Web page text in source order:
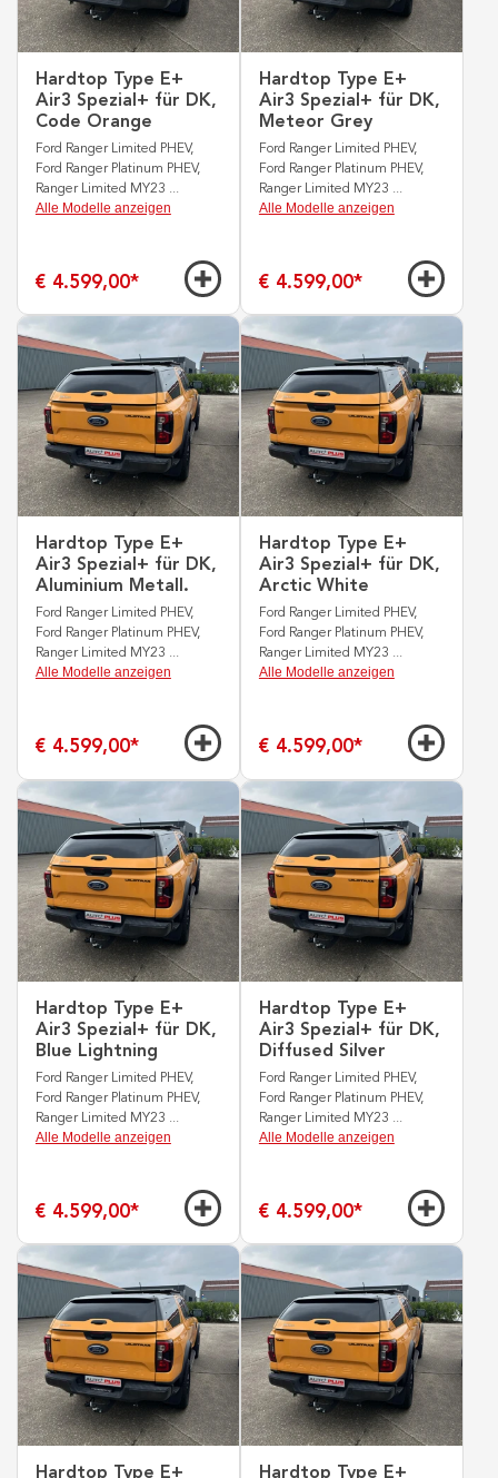
Hardtop Type E+
Air3 Spezial+ für DK,
Code Orange
Ford Ranger Limited PHEV,
Ford Ranger Platinum PHEV,
Ranger Limited MY23 ...
Alle Modelle anzeigen
€ 4.599,00*
Hardtop Type E+
Air3 Spezial+ für DK,
Meteor Grey
Ford Ranger Limited PHEV,
Ford Ranger Platinum PHEV,
Ranger Limited MY23 ...
Alle Modelle anzeigen
€ 4.599,00*
Hardtop Type E+
Air3 Spezial+ für DK,
Aluminium Metall.
Ford Ranger Limited PHEV,
Ford Ranger Platinum PHEV,
Ranger Limited MY23 ...
Alle Modelle anzeigen
€ 4.599,00*
Hardtop Type E+
Air3 Spezial+ für DK,
Arctic White
Ford Ranger Limited PHEV,
Ford Ranger Platinum PHEV,
Ranger Limited MY23 ...
Alle Modelle anzeigen
€ 4.599,00*
Hardtop Type E+
Air3 Spezial+ für DK,
Blue Lightning
Ford Ranger Limited PHEV,
Ford Ranger Platinum PHEV,
Ranger Limited MY23 ...
Alle Modelle anzeigen
€ 4.599,00*
Hardtop Type E+
Air3 Spezial+ für DK,
Diffused Silver
Ford Ranger Limited PHEV,
Ford Ranger Platinum PHEV,
Ranger Limited MY23 ...
Alle Modelle anzeigen
€ 4.599,00*
Hardtop Type E+ Hardtop Type E+